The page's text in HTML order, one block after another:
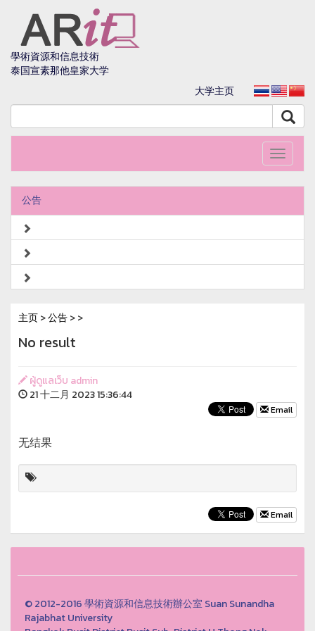
學術資源和信息技術
泰国宣素那他皇家大学
大学主页
Toggle
公告
主页>公告>>
No result
ผู้ดูแลเว็บ admin
21 十二月 2023 15:36:44
Email
无结果
Email
© 2012-2016 學術資源和信息技術辦公室 Suan Sunandha
Rajabhat University